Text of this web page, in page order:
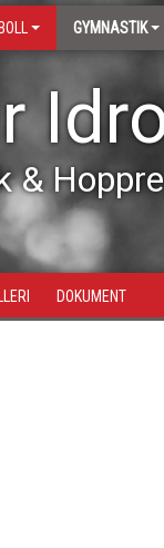
GYMNASTIK
&
DOKUMENT